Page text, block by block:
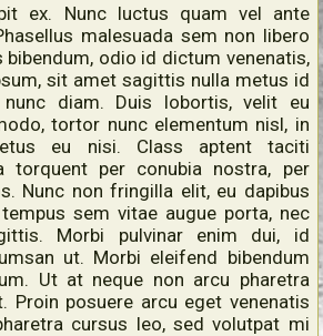
ex. Nunc luctus quam vel ante
malesuada sem non libero
bibendum, odio id dictum venenatis,
sit amet sagittis nulla metus id
diam. Duis lobortis, velit eu
tortor nunc elementum nisl, in
eu nisi. Class aptent taciti
torquent per conubia nostra, per
Nunc non fringilla elit, eu dapibus
sem vitae augue porta, nec
Morbi pulvinar enim dui, id
ut. Morbi eleifend bibendum
Ut at neque non arcu pharetra
Proin posuere arcu eget venenatis
cursus leo, sed volutpat mi